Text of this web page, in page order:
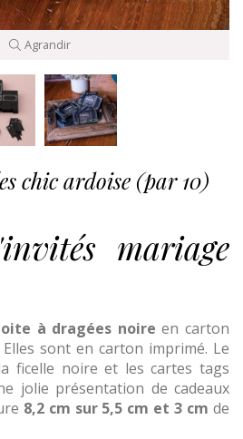
Agrandir
chic ardoise (par 10)
mariage
à dragées noire en carton
sont en carton imprimé. Le
ficelle noire et les cartes tags
jolie présentation de cadeaux
8,2 cm sur 5,5 cm et 3 cm de